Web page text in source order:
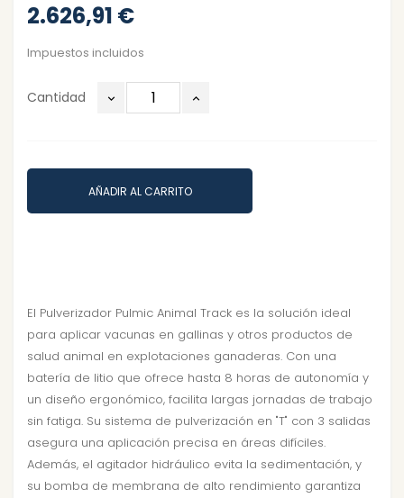
2.626,91 €
Impuestos incluidos
Cantidad
AÑADIR AL CARRITO
El Pulverizador Pulmic Animal Track es la solución ideal
para aplicar vacunas en gallinas y otros productos de
salud animal en explotaciones ganaderas. Con una
batería de litio que ofrece hasta 8 horas de autonomía y
un diseño ergonómico, facilita largas jornadas de trabajo
sin fatiga. Su sistema de pulverización en "T" con 3 salidas
asegura una aplicación precisa en áreas difíciles.
Además, el agitador hidráulico evita la sedimentación, y
su bomba de membrana de alto rendimiento garantiza